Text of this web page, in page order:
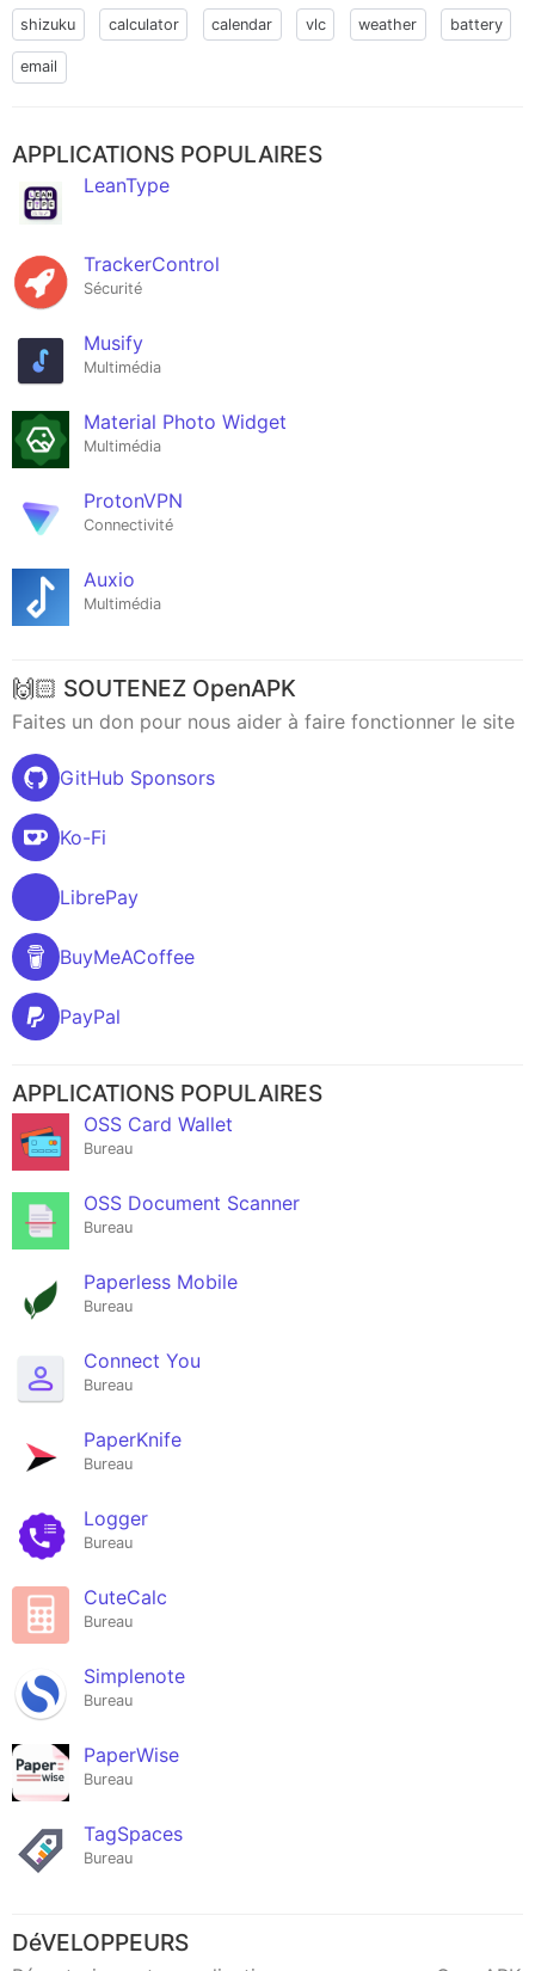
shizuku calculator calendar vlc weather battery
email
APPLICATIONS POPULAIRES
LeanType
TrackerControl
Sécurité
Musify
Multimédia
Material Photo Widget
Multimédia
ProtonVPN
Connectivité
Auxio
Multimédia
🙌🏻 SOUTENEZ OpenAPK
Faites un don pour nous aider à faire fonctionner le site
GitHub Sponsors
Ko-Fi
LibrePay
BuyMeACoffee
PayPal
APPLICATIONS POPULAIRES
OSS Card Wallet
Bureau
OSS Document Scanner
Bureau
Paperless Mobile
Bureau
Connect You
Bureau
PaperKnife
Bureau
Logger
Bureau
CuteCalc
Bureau
Simplenote
Bureau
PaperWise
Bureau
TagSpaces
Bureau
DéVELOPPEURS